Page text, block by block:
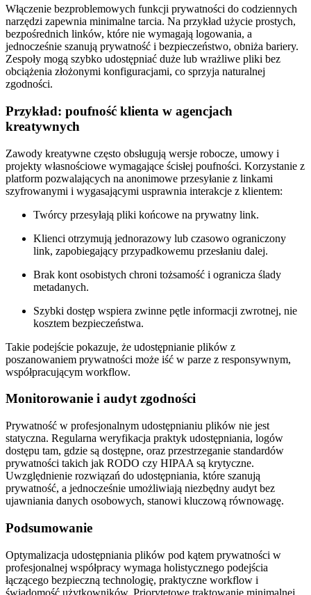
Włączenie bezproblemowych funkcji prywatności do codziennych
narzędzi zapewnia minimalne tarcia. Na przykład użycie prostych,
bezpośrednich linków, które nie wymagają logowania, a
jednocześnie szanują prywatność i bezpieczeństwo, obniża bariery.
Zespoły mogą szybko udostępniać duże lub wrażliwe pliki bez
obciążenia złożonymi konfiguracjami, co sprzyja naturalnej
zgodności.
Przykład: poufność klienta w agencjach
kreatywnych
Zawody kreatywne często obsługują wersje robocze, umowy i
projekty własnościowe wymagające ścisłej poufności. Korzystanie z
platform pozwalających na anonimowe przesyłanie z linkami
szyfrowanymi i wygasającymi usprawnia interakcje z klientem:
Twórcy przesyłają pliki końcowe na prywatny link.
Klienci otrzymują jednorazowy lub czasowo ograniczony
link, zapobiegający przypadkowemu przesłaniu dalej.
Brak kont osobistych chroni tożsamość i ogranicza ślady
metadanych.
Szybki dostęp wspiera zwinne pętle informacji zwrotnej, nie
kosztem bezpieczeństwa.
Takie podejście pokazuje, że udostępnianie plików z
poszanowaniem prywatności może iść w parze z responsywnym,
współpracującym workflow.
Monitorowanie i audyt zgodności
Prywatność w profesjonalnym udostępnianiu plików nie jest
statyczna. Regularna weryfikacja praktyk udostępniania, logów
dostępu tam, gdzie są dostępne, oraz przestrzeganie standardów
prywatności takich jak RODO czy HIPAA są krytyczne.
Uwzględnienie rozwiązań do udostępniania, które szanują
prywatność, a jednocześnie umożliwiają niezbędny audyt bez
ujawniania danych osobowych, stanowi kluczową równowagę.
Podsumowanie
Optymalizacja udostępniania plików pod kątem prywatności w
profesjonalnej współpracy wymaga holistycznego podejścia
łączącego bezpieczną technologię, praktyczne workflow i
świadomość użytkowników. Priorytetowe traktowanie minimalnej